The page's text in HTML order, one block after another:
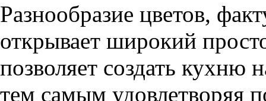
Разнообразие цветов,
открывает широкий
позволяет создать кухню
тем самым удовлетворяя